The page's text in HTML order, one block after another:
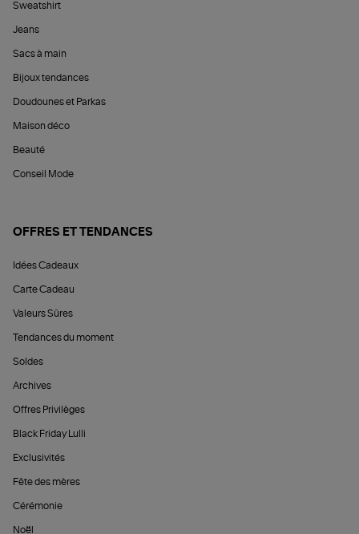
Sweatshirt
Jeans
Sacs à main
Bijoux tendances
Doudounes et Parkas
Maison déco
Beauté
Conseil Mode
OFFRES ET TENDANCES
Idées Cadeaux
Carte Cadeau
Valeurs Sûres
Tendances du moment
Soldes
Archives
Offres Privilèges
Black Friday Lulli
Exclusivités
Fête des mères
Cérémonie
Noël